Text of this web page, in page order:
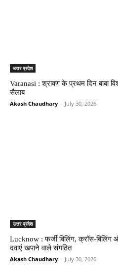
उत्तर प्रदेश
Varanasi : श्रावण के प्रथम दिन बाबा
सैलाब
Akash Chaudhary - July 30, 2026
उत्तर प्रदेश
Lucknow : फर्जी बिलिंग, क्रॉस-
दवाएं खपाने वाले संगठित
Akash Chaudhary - July 30, 2026